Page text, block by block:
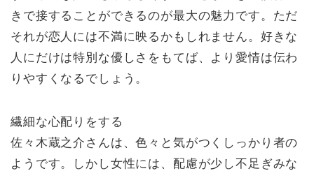
きで接することができるのが最大の魅力です。ただ
それが恋人には不満に映るかもしれません。好きな
人にだけは特別な優しさをもてば、より愛情は伝わ
りやすくなるでしょう。
繊細な心配りをする
佐々木蔵之介さんは、色々と気がつくしっかり者の
ようです。しかし女性には、配慮が少し不足ぎみな